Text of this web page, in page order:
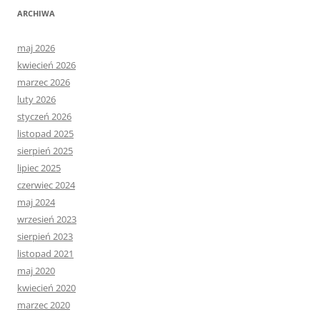
ARCHIWA
maj 2026
kwiecień 2026
marzec 2026
luty 2026
styczeń 2026
listopad 2025
sierpień 2025
lipiec 2025
czerwiec 2024
maj 2024
wrzesień 2023
sierpień 2023
listopad 2021
maj 2020
kwiecień 2020
marzec 2020